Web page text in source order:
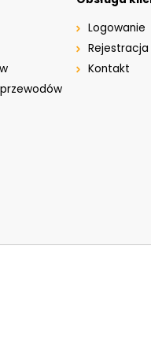
Logowanie
Rejestracja
Kontakt